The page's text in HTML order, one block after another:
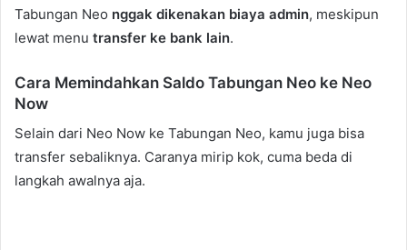
Tabungan Neo nggak dikenakan biaya admin, meskipun
lewat menu transfer ke bank lain.
Cara Memindahkan Saldo Tabungan Neo ke Neo
Now
Selain dari Neo Now ke Tabungan Neo, kamu juga bisa
transfer sebaliknya. Caranya mirip kok, cuma beda di
langkah awalnya aja.